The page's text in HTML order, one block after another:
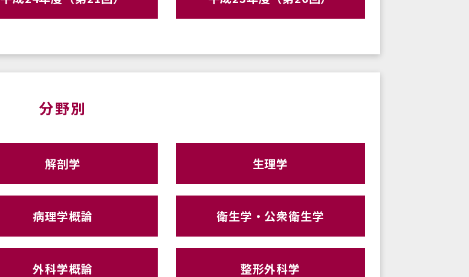
分野別
解剖学 生理学
病理学概論 衛生学・公衆衛生学
外科学概論 整形外科学